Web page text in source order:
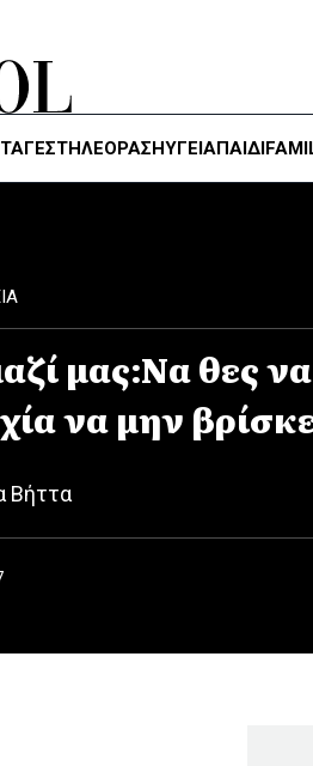
ΤΗΛΕΌΡΑΣΗΥΓΕΊΑΠΑΙΔΙ
μας:Να θες
να μην
Βήττα